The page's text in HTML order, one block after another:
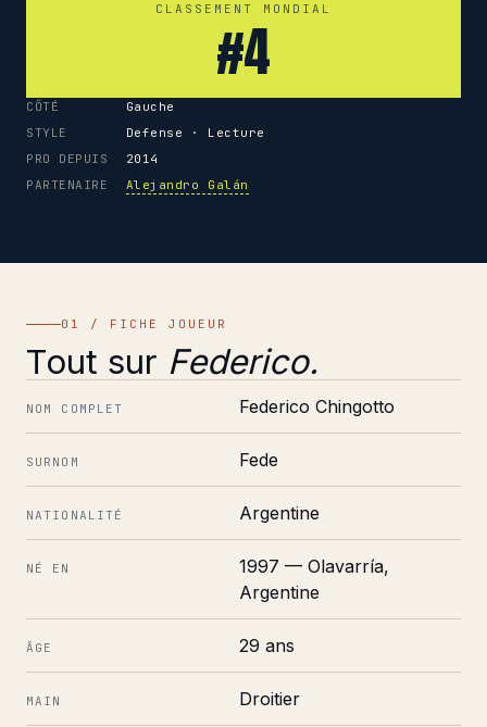
CLASSEMENT MONDIAL
#4
CÔTÉ
Gauche
STYLE
Defense · Lecture
PRO DEPUIS
2014
PARTENAIRE
Alejandro Galán
01 / FICHE JOUEUR
Tout sur Federico.
NOM COMPLET Federico Chingotto
SURNOM Fede
NATIONALITÉ Argentine
NÉ EN
1997 — Olavarría,
Argentine
ÂGE 29 ans
MAIN Droitier